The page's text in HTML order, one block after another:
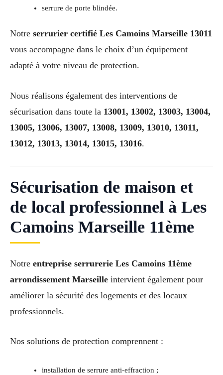
serrure de porte blindée.
Notre serrurier certifié Les Camoins Marseille 13011
vous accompagne dans le choix d’un équipement
adapté à votre niveau de protection.
Nous réalisons également des interventions de
sécurisation dans toute la 13001, 13002, 13003, 13004,
13005, 13006, 13007, 13008, 13009, 13010, 13011,
13012, 13013, 13014, 13015, 13016.
Sécurisation de maison et
de local professionnel à Les
Camoins Marseille 11ème
Notre entreprise serrurerie Les Camoins 11ème
arrondissement Marseille intervient également pour
améliorer la sécurité des logements et des locaux
professionnels.
Nos solutions de protection comprennent :
installation de serrure anti-effraction ;